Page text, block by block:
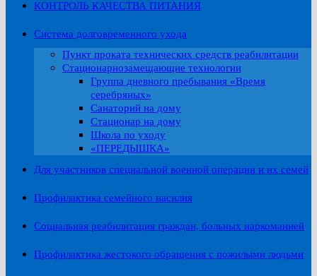
КОНТРОЛЬ КАЧЕСТВА ПИТАНИЯ
Система долговременного ухода
Пункт проката технических средств реабилитации
Стационарнозамещающие технологии
Группа дневного пребывания «Время
серебряных»
Санаторий на дому
Стационар на дому
Школа по уходу
«ПЕРЕДЫШКА»
Для участников специальной военной операции и их семей
Профилактика семейного насилия
Социальная реабилитация граждан, больных наркоманией
Профилактика жестокого обращения с пожилыми людьми